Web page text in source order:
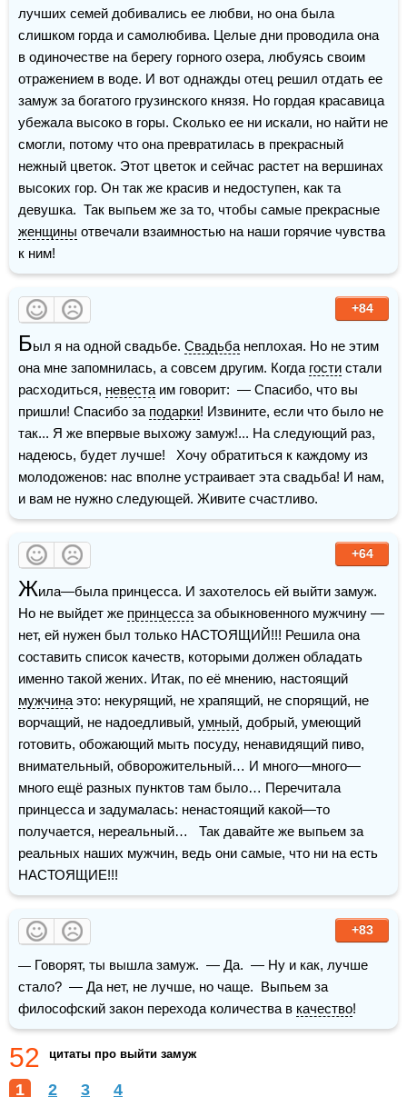
лучших семей добивались ее любви, но она была
слишком горда и самолюбива. Целые дни проводила она
в одиночестве на берегу горного озера, любуясь своим
отражением в воде. И вот однажды отец решил отдать ее
замуж за богатого грузинского князя. Но гордая красавица
убежала высоко в горы. Сколько ее ни искали, но найти не
смогли, потому что она превратилась в прекрасный
нежный цветок. Этот цветок и сейчас растет на вершинах
высоких гор. Он так же красив и недоступен, как та
женщины отвечали взаимностью на наши горячие чувства
к ним!
+84
Был я на одной свадьбе. Свадьба неплохая. Но не этим
она мне запомнилась, а совсем другим. Когда гости стали
расходиться, невеста им говорит:  — Спасибо, что вы
пришли! Спасибо за подарки! Извините, если что было не
так... Я же впервые выхожу замуж!... На следующий раз,
надеюсь, будет лучше!   Хочу обратиться к каждому из
молодоженов: нас вполне устраивает эта свадьба! И нам,
и вам не нужно следующей. Живите счастливо.
+64
Жила—была принцесса. И захотелось ей выйти замуж.
Но не выйдет же принцесса за обыкновенного мужчину —
нет, ей нужен был только НАСТОЯЩИЙ!!! Решила она
составить список качеств, которыми должен обладать
мужчина это: некурящий, не храпящий, не спорящий, не
ворчащий, не надоедливый, умный, добрый, умеющий
готовить, обожающий мыть посуду, ненавидящий пиво,
внимательный, обворожительный… И много—много—
много ещё разных пунктов там было… Перечитала
принцесса и задумалась: ненастоящий какой—то
получается, нереальный…   Так давайте же выпьем за
реальных наших мужчин, ведь они самые, что ни на есть
НАСТОЯЩИЕ!!!
+83
— Говорят, ты вышла замуж.  — Да.  — Ну и как, лучше
стало?  — Да нет, не лучше, но чаще.  Выпьем за
философский закон перехода количества в качество!
52 цитаты про выйти замуж
1 2 3 4